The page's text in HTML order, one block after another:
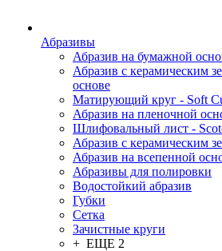
Абразивы
Абразив на бумажной
Абразив с керамическим
основе
Матирующий круг - Soft
Абразив на пленочной
Шлифовальный лист -
Абразив с керамическим
Абразив на всепенной
Абразивы для полировки
Водостойкий абразив
Губки
Сетка
Зачистные круги
+ ЕЩЕ 2